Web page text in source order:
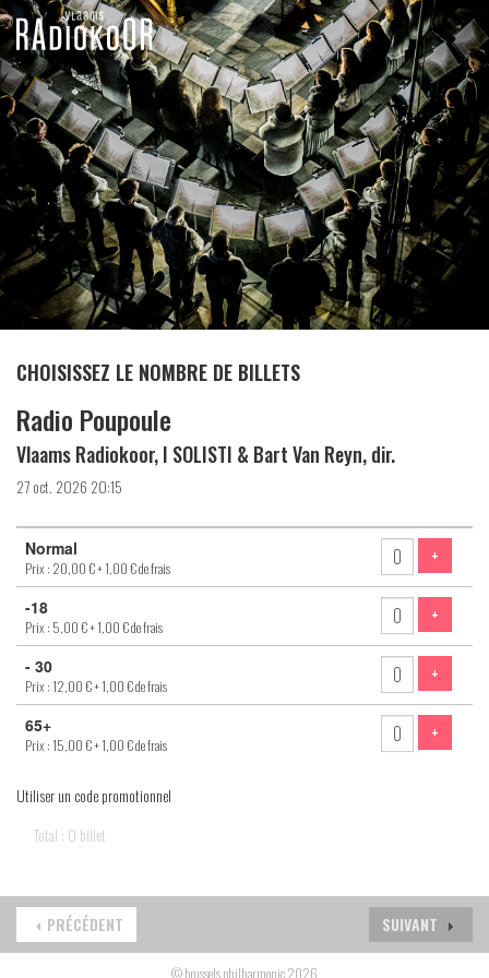
CHOISISSEZ LE NOMBRE DE BILLETS
Radio Poupoule
Vlaams Radiokoor, I SOLISTI & Bart Van Reyn, dir.
27 oct. 2026 20:15
Nombre
Normal
Prix : 20,00 €+ 1,00 € de frais
+
-18
Prix : 5,00 €+ 1,00 € de frais
+
- 30
Prix : 12,00 €+ 1,00 € de frais
+
65+
Prix : 15,00 €+ 1,00 € de frais
+
Utiliser un code promotionnel
Total : 0 billet
SUIVANT
PRÉCÉDENT
© brussels philharmonic 2026